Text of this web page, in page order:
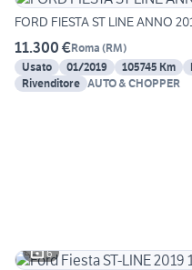
FORD FIESTA ST LINE ANNO
11.300 €Roma (RM)
Usato
01/2019 105745 Km
Rivenditore AUTO & CHOPPER
6